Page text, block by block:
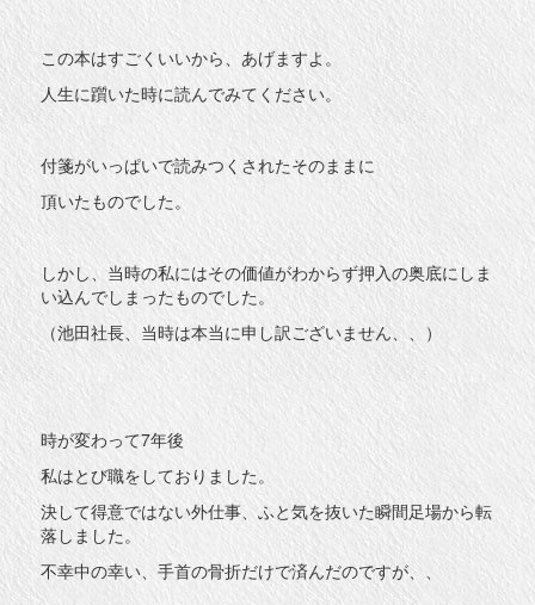
この本はすごくいいから、あげますよ。
人生に躓いた時に読んでみてください。
付箋がいっぱいで読みつくされたそのままに
頂いたものでした。
しかし、当時の私にはその価値がわからず押入の奥底にしま
い込んでしまったものでした。
（池田社長、当時は本当に申し訳ございません、、）
時が変わって7年後
私はとび職をしておりました。
決して得意ではない外仕事、ふと気を抜いた瞬間足場から転
落しました。
不幸中の幸い、手首の骨折だけで済んだのですが、、